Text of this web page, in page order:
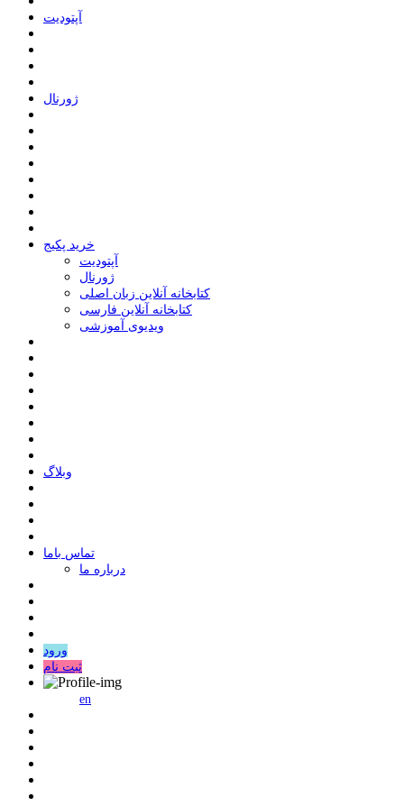
ﺁﭘﺘﻮﺩﯾﺖ
ﮊﻭﺭﻧﺎﻝ
خرید پکیج
ﺁﭘﺘﻮﺩﯾﺖ
ﮊﻭﺭﻧﺎﻝ
کتابخانه آنلاین زبان اصلی
کتابخانه آنلاین فارسی
ویدیوی آموزشی
وبلاگ
ﺗﻤﺎﺱ ﺑﺎﻣﺎ
درباره ما
ورود
ثبت نام
en